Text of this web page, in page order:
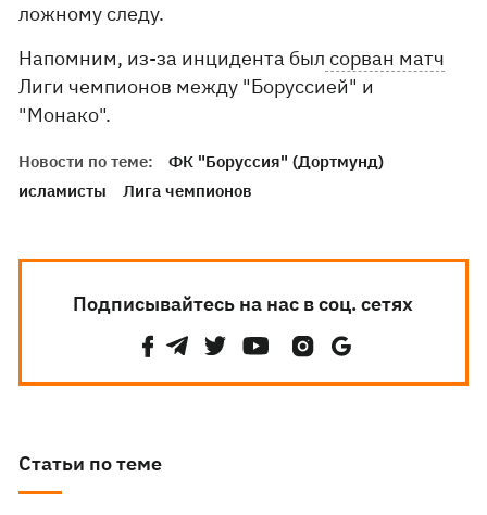
ложному следу.
Напомним, из-за инцидента был сорван матч
Лиги чемпионов между "Боруссией" и
"Монако".
Новости по теме:
ФК "Боруссия" (Дортмунд)
исламисты
Лига чемпионов
Подписывайтесь на нас в соц. сетях
Статьи по теме